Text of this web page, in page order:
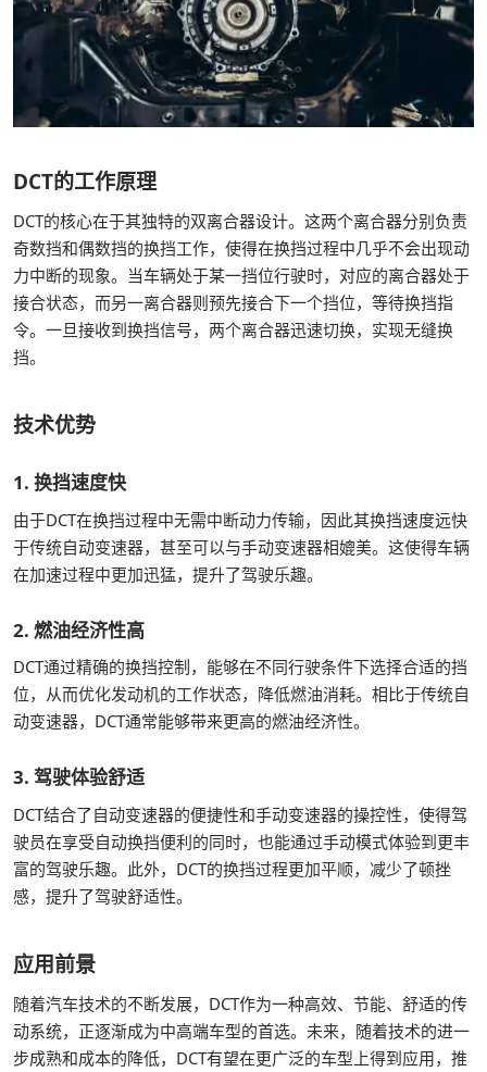
DCT的工作原理
DCT的核心在于其独特的双离合器设计。这两个离合器分别负责
奇数挡和偶数挡的换挡工作，使得在换挡过程中几乎不会出现动
力中断的现象。当车辆处于某一挡位行驶时，对应的离合器处于
接合状态，而另一离合器则预先接合下一个挡位，等待换挡指
令。一旦接收到换挡信号，两个离合器迅速切换，实现无缝换
挡。
技术优势
1. 换挡速度快
由于DCT在换挡过程中无需中断动力传输，因此其换挡速度远快
于传统自动变速器，甚至可以与手动变速器相媲美。这使得车辆
在加速过程中更加迅猛，提升了驾驶乐趣。
2. 燃油经济性高
DCT通过精确的换挡控制，能够在不同行驶条件下选择合适的挡
位，从而优化发动机的工作状态，降低燃油消耗。相比于传统自
动变速器，DCT通常能够带来更高的燃油经济性。
3. 驾驶体验舒适
DCT结合了自动变速器的便捷性和手动变速器的操控性，使得驾
驶员在享受自动换挡便利的同时，也能通过手动模式体验到更丰
富的驾驶乐趣。此外，DCT的换挡过程更加平顺，减少了顿挫
感，提升了驾驶舒适性。
应用前景
随着汽车技术的不断发展，DCT作为一种高效、节能、舒适的传
动系统，正逐渐成为中高端车型的首选。未来，随着技术的进一
步成熟和成本的降低，DCT有望在更广泛的车型上得到应用，推